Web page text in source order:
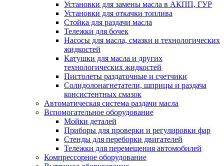
Установки для замены масла в АКПП, ГУР
Установки для откачки топлива
Стойка для раздачи масла
Тележки для бочек
Насосы для масла, смазки и технологических
жидкостей
Катушки для масла и других
технологических жидкостей
Пистолеты раздаточные и счетчики
Солидолонагнетатели, шприцы и раздача
консистентных смазок
Автоматическая система раздачи масла
Вспомогательное оборудование
Мойки деталей
Приборы для проверки и регулировки фар
Стенды для переборки двигателей
Тележки для перемещения автомобилей
Компрессорное оборудование